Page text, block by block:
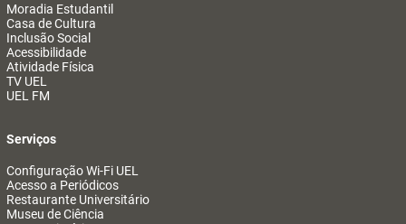
Moradia Estudantil
Casa de Cultura
Inclusão Social
Acessibilidade
Atividade Física
TV UEL
UEL FM
Serviços
Configuração Wi-Fi UEL
Acesso a Periódicos
Restaurante Universitário
Museu de Ciência